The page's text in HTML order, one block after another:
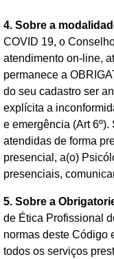
4. Sobre a
COVID 19, o
atendimento on-line,
permanece a
do seu cadastro ser
explícita a
e emergência (Art
atendidas de forma
presencial, a(o)
presenciais,
5. Sobre a
de Ética Profissional
normas deste Código
todos os serviços